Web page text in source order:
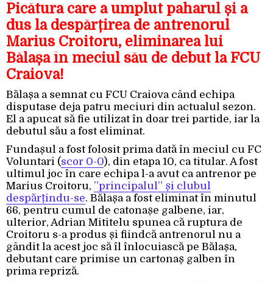
Picătura care a umplut paharul și a
dus la despărțirea de antrenorul
Marius Croitoru, eliminarea lui
Bălașa în meciul său de debut la FCU
Craiova!
Bălașa a semnat cu FCU Craiova când echipa
disputase deja patru meciuri din actualul sezon.
El a apucat să fie utilizat în doar trei partide, iar la
debutul său a fost eliminat.
Fundașul a fost folosit prima dată în meciul cu FC
Voluntari (scor 0-0), din etapa 10, ca titular. A fost
ultimul joc în care echipa l-a avut ca antrenor pe
Marius Croitoru, ”principalul” și clubul
despărțindu-se. Bălașa a fost eliminat în minutul
66, pentru cumul de catonașe galbene, iar,
ulterior, Adrian Mititelu spunea că ruptura de
Croitoru s-a produs și fiindcă antrenorul nu a
gândit la acest joc să îl înlocuiască pe Bălașa,
debutant care primise un cartonaș galben în
prima repriză.